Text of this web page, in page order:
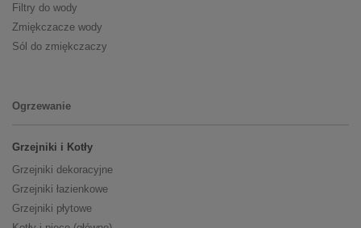
Filtry do wody
Zmiękczacze wody
Sól do zmiękczaczy
Ogrzewanie
Grzejniki i Kotły
Grzejniki dekoracyjne
Grzejniki łazienkowe
Grzejniki płytowe